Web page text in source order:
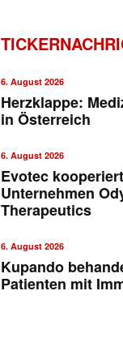
6. August 2026
Herzklappe:
in Österreich
6. August 2026
Evotec
Unternehmen
Therapeutics
6. August 2026
Kupando
Patienten mit